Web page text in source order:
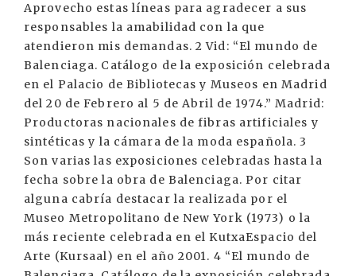
Aprovecho estas líneas para agradecer a sus
responsables la amabilidad con la que
atendieron mis demandas. 2 Vid: “El mundo de
Balenciaga. Catálogo de la exposición celebrada
en el Palacio de Bibliotecas y Museos en Madrid
del 20 de Febrero al 5 de Abril de 1974.” Madrid:
Productoras nacionales de fibras artificiales y
sintéticas y la cámara de la moda española. 3
Son varias las exposiciones celebradas hasta la
fecha sobre la obra de Balenciaga. Por citar
alguna cabría destacar la realizada por el
Museo Metropolitano de New York (1973) o la
más reciente celebrada en el KutxaEspacio del
Arte (Kursaal) en el año 2001. 4 “El mundo de